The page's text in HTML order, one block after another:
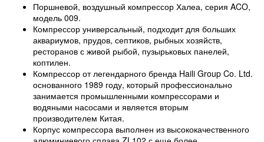
Поршневой, воздушный компрессор Халеа, серия ACO,
модель 009.
Компрессор универсальный, подходит для больших
аквариумов, прудов, септиков, рыбных хозяйств,
ресторанов с живой рыбой, пузырьковых панелей,
коптилен.
Компрессор от легендарного бренда Haili Group Co. Ltd.
основанного 1989 году, который профессионально
занимается промышленными компрессорами и
водяными насосами и является вторым
производителем Китая.
Корпус компрессора выполнен из высококачественного